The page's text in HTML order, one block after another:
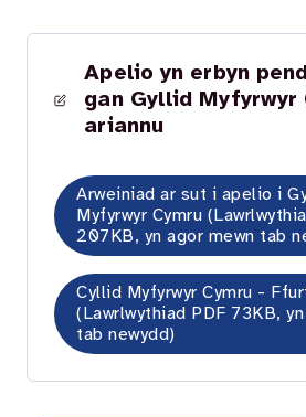
Apelio yn erbyn
gan Gyllid Myfyrwyr
ariannu
Arweiniad ar sut i apelio i
Myfyrwyr Cymru
207KB, yn agor mewn tab
Cyllid Myfyrwyr Cymru -
(Lawrlwythiad PDF 73KB,
tab newydd)